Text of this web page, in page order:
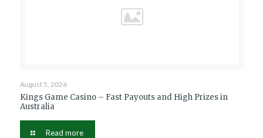
August 5, 2026
Kings Game Casino – Fast Payouts and High Prizes in
Australia
Read more